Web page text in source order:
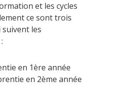
et les cycles
ce sont trois
les
en 1ère année
en 2ème année